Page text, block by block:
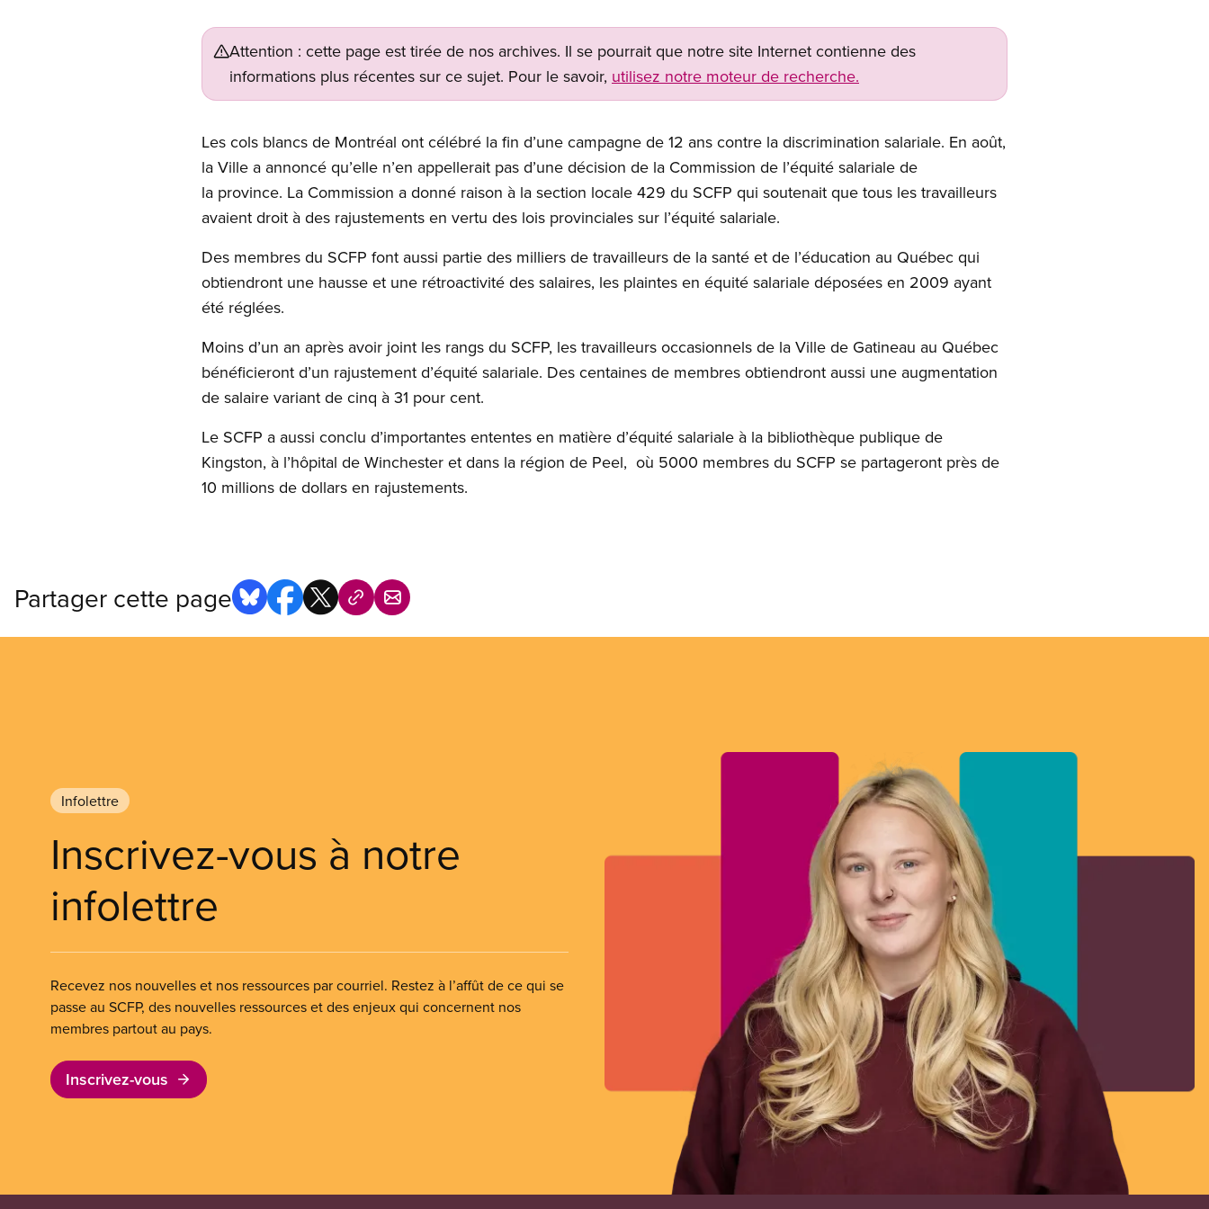
Attention : cette page est tirée de nos archives. Il se pourrait que notre site Internet contienne des
informations plus récentes sur ce sujet. Pour le savoir, utilisez notre moteur de recherche.
Open image in modal
Les cols blancs de Montréal ont célébré la fin d’une campagne de 12 ans contre la discrimination salariale. En août,
la Ville a annoncé qu’elle n’en appellerait pas d’une décision de la Commission de l’équité salariale de
la province. La Commission a donné raison à la section locale 429 du SCFP qui soutenait que tous les travailleurs
avaient droit à des rajustements en vertu des lois provinciales sur l’équité salariale.
Des membres du SCFP font aussi partie des milliers de travailleurs de la santé et de l’éducation au Québec qui
obtiendront une hausse et une rétroactivité des salaires, les plaintes en équité salariale déposées en 2009 ayant
été réglées.
Moins d’un an après avoir joint les rangs du SCFP, les travailleurs occasionnels de la Ville de Gatineau au Québec
bénéficieront d’un rajustement d’équité salariale. Des centaines de membres obtiendront aussi une augmentation
de salaire variant de cinq à 31 pour cent.
Le SCFP a aussi conclu d’importantes ententes en matière d’équité salariale à la bibliothèque publique de
Kingston, à l’hôpital de Winchester et dans la région de Peel, où 5000 membres du SCFP se partageront près de
10 millions de dollars en rajustements.
Partager cette page
Infolettre
Inscrivez-vous à notre
infolettre
Recevez nos nouvelles et nos ressources par courriel. Restez à l’affût de ce qui se
passe au SCFP, des nouvelles ressources et des enjeux qui concernent nos
membres partout au pays.
Inscrivez-vous